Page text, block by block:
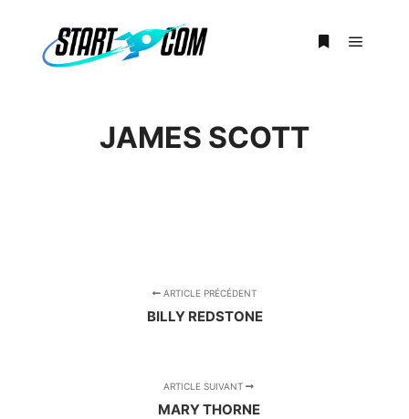
JAMES SCOTT
ARTICLE PRÉCÉDENT
BILLY REDSTONE
ARTICLE SUIVANT
MARY THORNE